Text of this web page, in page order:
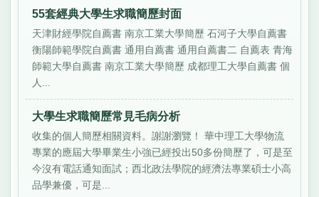
55套經典大學生求職簡歷封面
天津財經學院自薦書 南京工業大學簡歷 石河子大學自薦書
衡陽師範學院自薦書 通用自薦書 通用自薦書二 自薦表 青海
師範大學自薦書 南京工業大學簡歷 成都理工大學自薦書 個
人...
大學生求職簡歷常見毛病分析
收集的個人簡歷相關資料。謝謝瀏覽！ 華中理工大學物流
專業的應屆大學畢業生小強已經投出50多份簡歷了，可是至
今沒有電話通知面試；西北政法學院的經濟法專業碩士小高
品學兼優，可是...